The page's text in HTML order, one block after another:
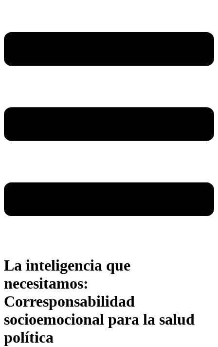
La inteligencia que
necesitamos:
Corresponsabilidad
socioemocional para la salud
política